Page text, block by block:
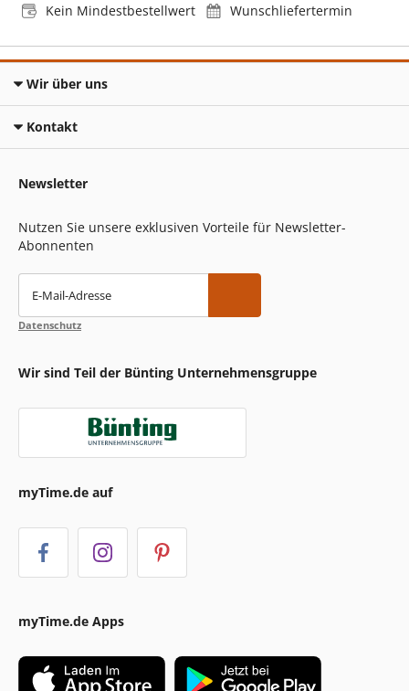
Kein Mindestbestellwert
Wunschliefertermin
Wir über uns
Kontakt
Newsletter
Nutzen Sie unsere exklusiven Vorteile für Newsletter-
Abonnenten
E-Mail-Adresse
Datenschutz
Wir sind Teil der Bünting Unternehmensgruppe
myTime.de auf
myTime.de Apps